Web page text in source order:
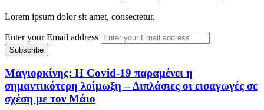
Lorem ipsum dolor sit amet, consectetur.
Enter your Email address
Μαγιορκίνης: Η Covid-19 παραμένει η
σημαντικότερη λοίμωξη – Διπλάσιες οι εισαγωγές σε
σχέση με τον Μάιο